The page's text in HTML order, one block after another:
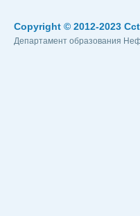
Copyright © 2012-2023
Департамент образования